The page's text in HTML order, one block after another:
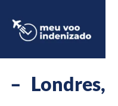
Londres,